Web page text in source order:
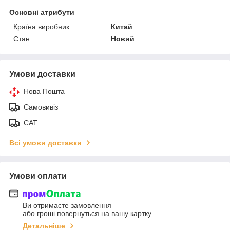
Основні атрибути
Країна виробник
Китай
Стан
Новий
Умови доставки
Нова Пошта
Самовивіз
САТ
Всі умови доставки
Умови оплати
Ви отримаєте замовлення
або гроші повернуться на вашу картку
Детальніше